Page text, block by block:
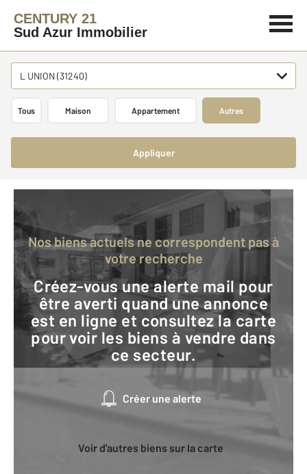
CENTURY 21
Sud Azur Immobilier
L UNION (31240)
Tous Maison Appartement Autres
Appliquer
Nos biens actuels ne correspondent pas à
votre recherche
Créez-vous une alerte mail pour
être averti quand une annonce
est en ligne et consultez la carte
pour voir les biens à vendre dans
ce secteur.
Créer une alerte
Voir d'autres biens sur la carte